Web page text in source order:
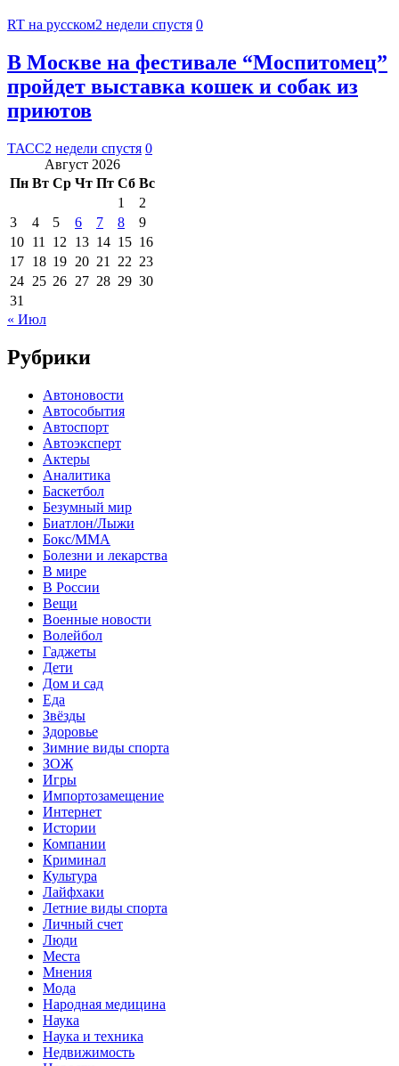
RT на русском2 недели спустя 0
В Москве на фестивале “Моспитомец”
пройдет выставка кошек и собак из
приютов
ТАСС2 недели спустя 0
Август 2026
Пн Вт Ср Чт Пт Сб Вс
1
2
3
4 5 6 7 8
9
10 11 12 13 14 15 16
17 18 19 20 21 22 23
24 25 26 27 28 29 30
31
« Июл
Рубрики
Автоновости
Автособытия
Автоспорт
Автоэксперт
Актеры
Аналитика
Баскетбол
Безумный мир
Биатлон/Лыжи
Бокс/MMA
Болезни и лекарства
В мире
В России
Вещи
Военные новости
Волейбол
Гаджеты
Дети
Дом и сад
Еда
Звёзды
Здоровье
Зимние виды спорта
ЗОЖ
Игры
Импортозамещение
Интернет
Истории
Компании
Криминал
Культура
Лайфхаки
Летние виды спорта
Личный счет
Люди
Места
Мнения
Мода
Народная медицина
Наука
Наука и техника
Недвижимость